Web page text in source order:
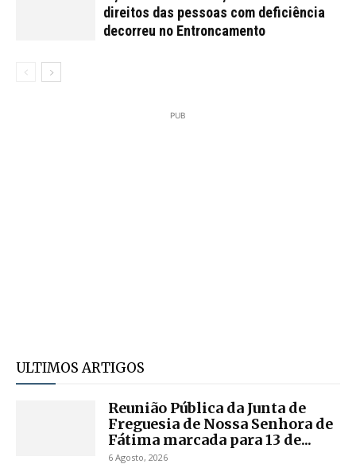
direitos das pessoas com deficiência
decorreu no Entroncamento
PUB
ULTIMOS ARTIGOS
Reunião Pública da Junta de
Freguesia de Nossa Senhora de
Fátima marcada para 13 de...
6 Agosto, 2026